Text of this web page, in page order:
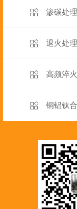
渗碳处理
退火处理
高频淬
铜铝钛